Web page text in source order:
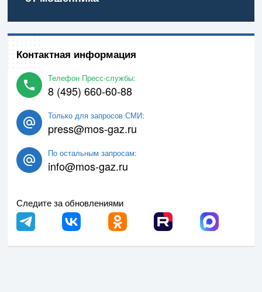
Контактная информация
Телефон Пресс-службы:
8 (495) 660-60-88
Только для запросов СМИ:
press@mos-gaz.ru
По остальным запросам:
info@mos-gaz.ru
Следите за обновлениями